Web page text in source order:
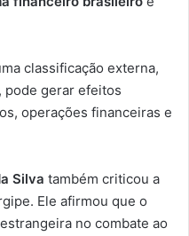
classificação externa,
pode gerar efeitos
operações financeiras e
Silva também criticou a
Ele afirmou que o
no combate ao